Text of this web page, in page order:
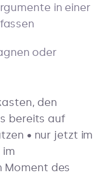
in einer
oder
den
bereits auf
• nur jetzt im
Moment des